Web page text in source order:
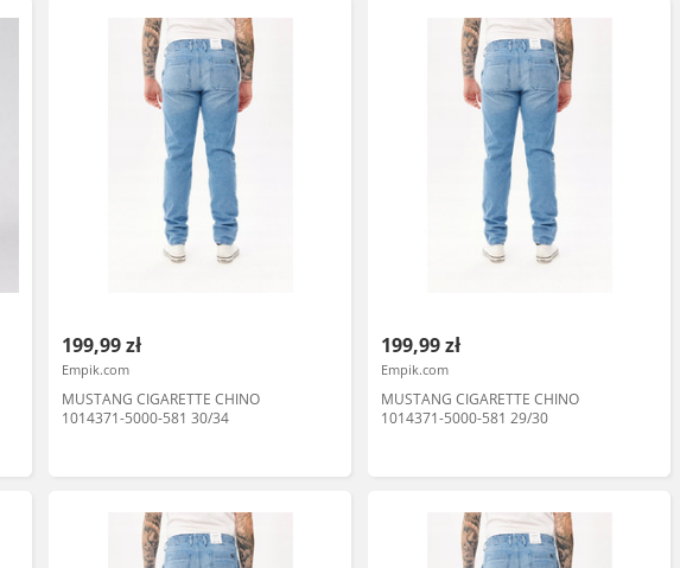
199,99 zł
Empik.com
MUSTANG CIGARETTE CHINO
1014371-5000-581 30/34
199,99 zł
Empik.com
MUSTANG CIGARETTE CHINO
1014371-5000-581 29/30